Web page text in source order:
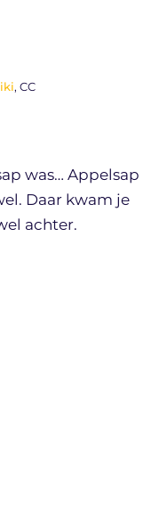
, CC
was… Appelsap
Daar kwam je
achter.